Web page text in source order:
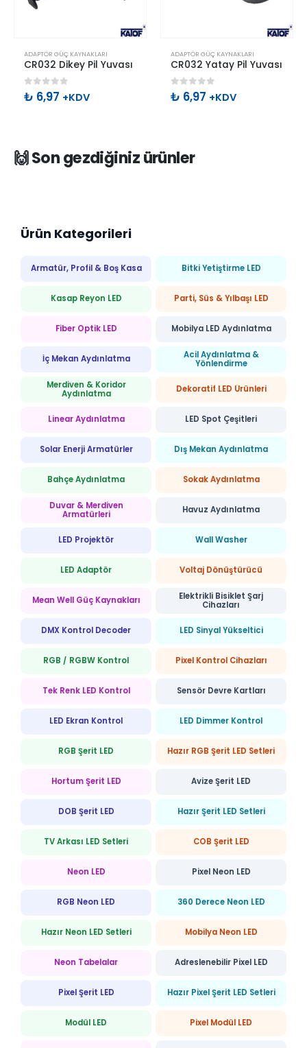
ADAPTÖR GÜÇ KAYNAKLARI
CR032 Dikey Pil Yuvası
0 out of 5
₺ 6,97 +KDV
ADAPTÖR GÜÇ KAYNAKLARI
CR032 Yatay Pil Yuvası
0 out of 5
₺ 6,97 +KDV
🙌 Son gezdiğiniz ürünler
Ürün Kategorileri
Armatür, Profil & Boş Kasa Bitki Yetiştirme LED
Kasap Reyon LED Parti, Süs & Yılbaşı LED
Fiber Optik LED Mobilya LED Aydınlatma
İç Mekan Aydınlatma
Acil Aydınlatma &
Yönlendirme
Merdiven & Koridor
Aydınlatma
Dekoratif LED Ürünleri
Linear Aydınlatma LED Spot Çeşitleri
Solar Enerji Armatürler Dış Mekan Aydınlatma
Bahçe Aydınlatma Sokak Aydınlatma
Duvar & Merdiven
Armatürleri
Havuz Aydınlatma
LED Projektör Wall Washer
LED Adaptör Voltaj Dönüştürücü
Mean Well Güç Kaynakları
Elektrikli Bisiklet Şarj
Cihazları
DMX Kontrol Decoder LED Sinyal Yükseltici
RGB / RGBW Kontrol Pixel Kontrol Cihazları
Tek Renk LED Kontrol Sensör Devre Kartları
LED Ekran Kontrol LED Dimmer Kontrol
RGB Şerit LED Hazır RGB Şerit LED Setleri
Hortum Şerit LED Avize Şerit LED
DOB Şerit LED Hazır Şerit LED Setleri
TV Arkası LED Setleri COB Şerit LED
Neon LED Pixel Neon LED
RGB Neon LED 360 Derece Neon LED
Hazır Neon LED Setleri Mobilya Neon LED
Neon Tabelalar Adreslenebilir Pixel LED
Pixel Şerit LED Hazır Pixel Şerit LED Setleri
Modül LED Pixel Modül LED